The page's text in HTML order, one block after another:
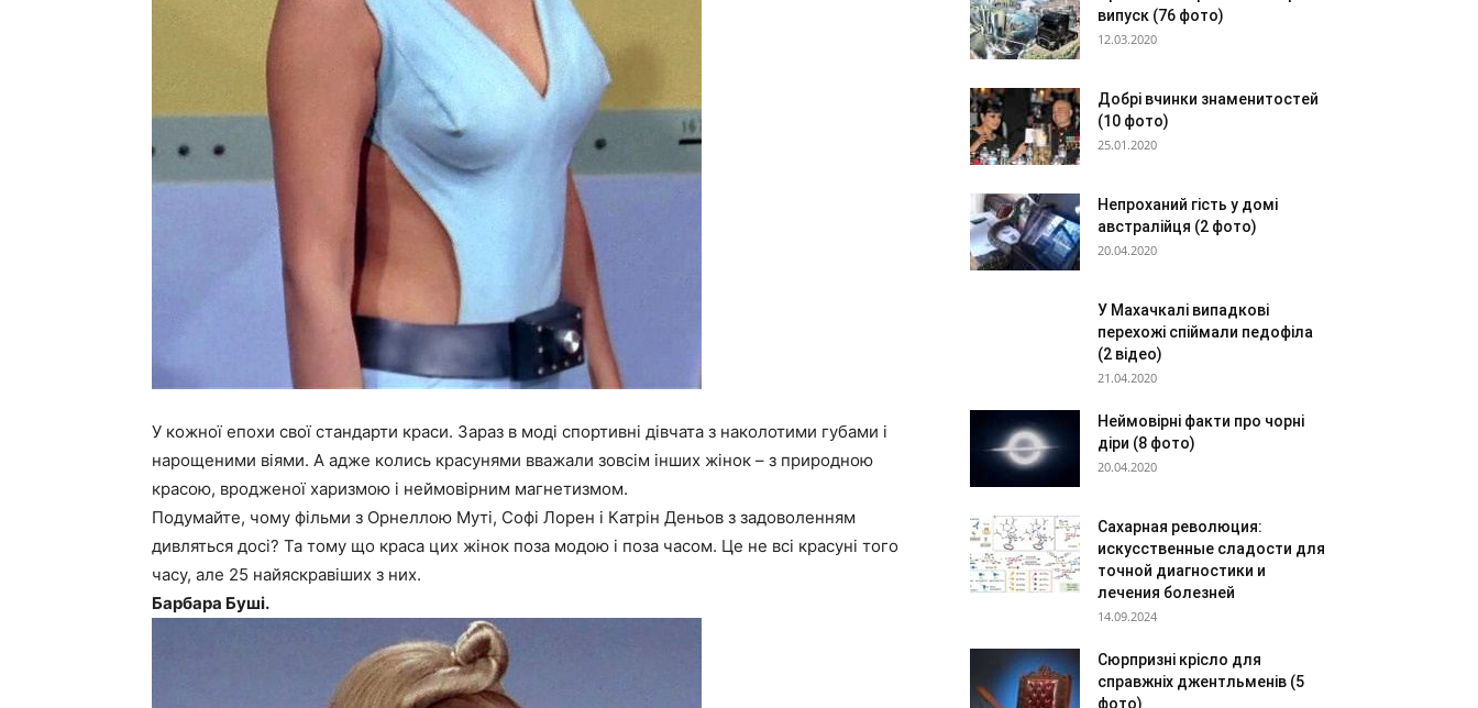
У кожної епохи свої стандарти краси. Зараз в моді спортивні дівчата з наколотими губами і
нарощеними віями. А адже колись красунями вважали зовсім інших жінок – з природною
красою, вродженої харизмою і неймовірним магнетизмом.
Подумайте, чому фільми з Орнеллою Муті, Софі Лорен і Катрін Деньов з задоволенням
дивляться досі? Та тому що краса цих жінок поза модою і поза часом. Це не всі красуні того
часу, але 25 найяскравіших з них.
Барбара Буші.
випуск (76 фото)
12.03.2020
Добрі вчинки знаменитостей
(10 фото)
25.01.2020
Непроханий гість у домі
австралійця (2 фото)
20.04.2020
У Махачкалі випадкові
перехожі спіймали педофіла
(2 відео)
21.04.2020
Неймовірні факти про чорні
діри (8 фото)
20.04.2020
Сахарная революция:
искусственные сладости для
точной диагностики и
лечения болезней
14.09.2024
Сюрпризні крісло для
справжніх джентльменів (5
фото)